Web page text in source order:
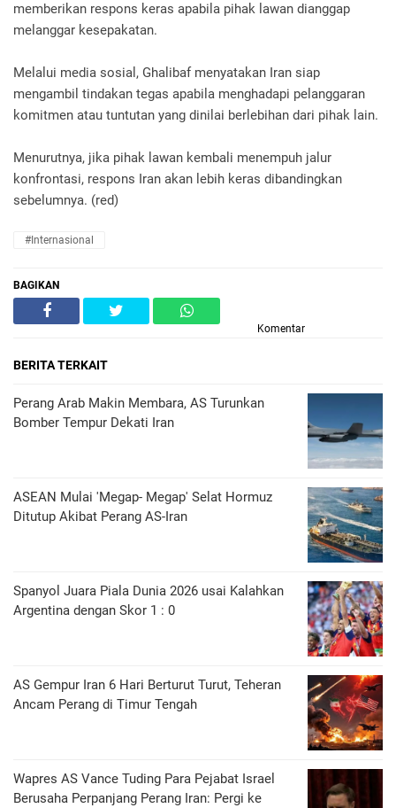
memberikan respons keras apabila pihak lawan dianggap
melanggar kesepakatan.
Melalui media sosial, Ghalibaf menyatakan Iran siap
mengambil tindakan tegas apabila menghadapi pelanggaran
komitmen atau tuntutan yang dinilai berlebihan dari pihak lain.
Menurutnya, jika pihak lawan kembali menempuh jalur
konfrontasi, respons Iran akan lebih keras dibandingkan
sebelumnya. (red)
#Internasional
BAGIKAN
Komentar
BERITA TERKAIT
Perang Arab Makin Membara, AS Turunkan
Bomber Tempur Dekati Iran
ASEAN Mulai 'Megap- Megap' Selat Hormuz
Ditutup Akibat Perang AS-Iran
Spanyol Juara Piala Dunia 2026 usai Kalahkan
Argentina dengan Skor 1 : 0
AS Gempur Iran 6 Hari Berturut Turut, Teheran
Ancam Perang di Timur Tengah
Wapres AS Vance Tuding Para Pejabat Israel
Berusaha Perpanjang Perang Iran: Pergi ke